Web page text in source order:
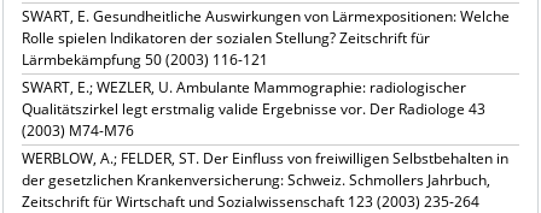
SWART, E. Gesundheitliche Auswirkungen von Lärmexpositionen: Welche
Rolle spielen Indikatoren der sozialen Stellung? Zeitschrift für
Lärmbekämpfung 50 (2003) 116-121
SWART, E.; WEZLER, U. Ambulante Mammographie: radiologischer
Qualitätszirkel legt erstmalig valide Ergebnisse vor. Der Radiologe 43
(2003) M74-M76
WERBLOW, A.; FELDER, ST. Der Einfluss von freiwilligen Selbstbehalten in
der gesetzlichen Krankenversicherung: Schweiz. Schmollers Jahrbuch,
Zeitschrift für Wirtschaft und Sozialwissenschaft 123 (2003) 235-264